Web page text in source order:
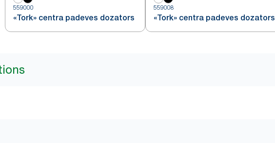
559000
«Tork» centra padeves dozators
559008
«Tork» centra padeves dozators